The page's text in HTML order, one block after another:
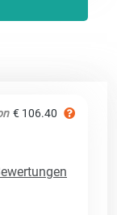
€ 106.40